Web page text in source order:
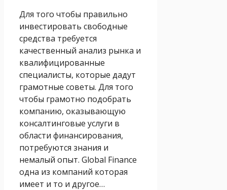
Для того чтобы правильно
инвестировать свободные
средства требуется
качественный анализ рынка и
квалифицированные
специалисты, которые дадут
грамотные советы. Для того
чтобы грамотно подобрать
компанию, оказывающую
консалтинговые услуги в
области финансирования,
потребуются знания и
немалый опыт. Global Finance
одна из компаний которая
имеет и то и другое…